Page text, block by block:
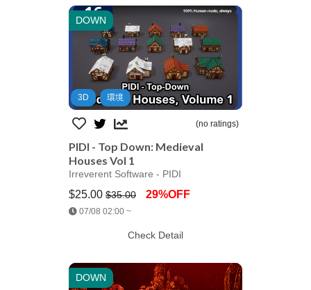
DOWN
3D 環境
(no ratings)
PIDI - Top Down: Medieval
Houses Vol 1
Irreverent Software - PIDI
$25.00 $35.00 29%OFF
07/08 02:00 ~
Check Detail
DOWN
Jump AssetStore